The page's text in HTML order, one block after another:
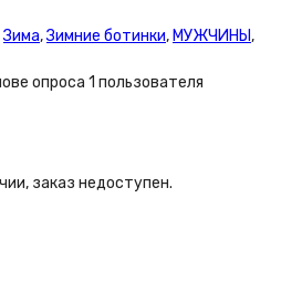
Зима,Зимние ботинки, МУЖЧИНЫ ,
опроса 1 пользователя
заказ недоступен.